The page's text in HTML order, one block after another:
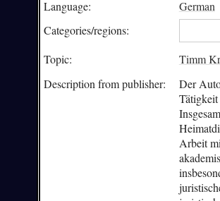
Language:
German
Categories/regions:
Topic:
Timm
Description from publisher:
Der
Arbeit